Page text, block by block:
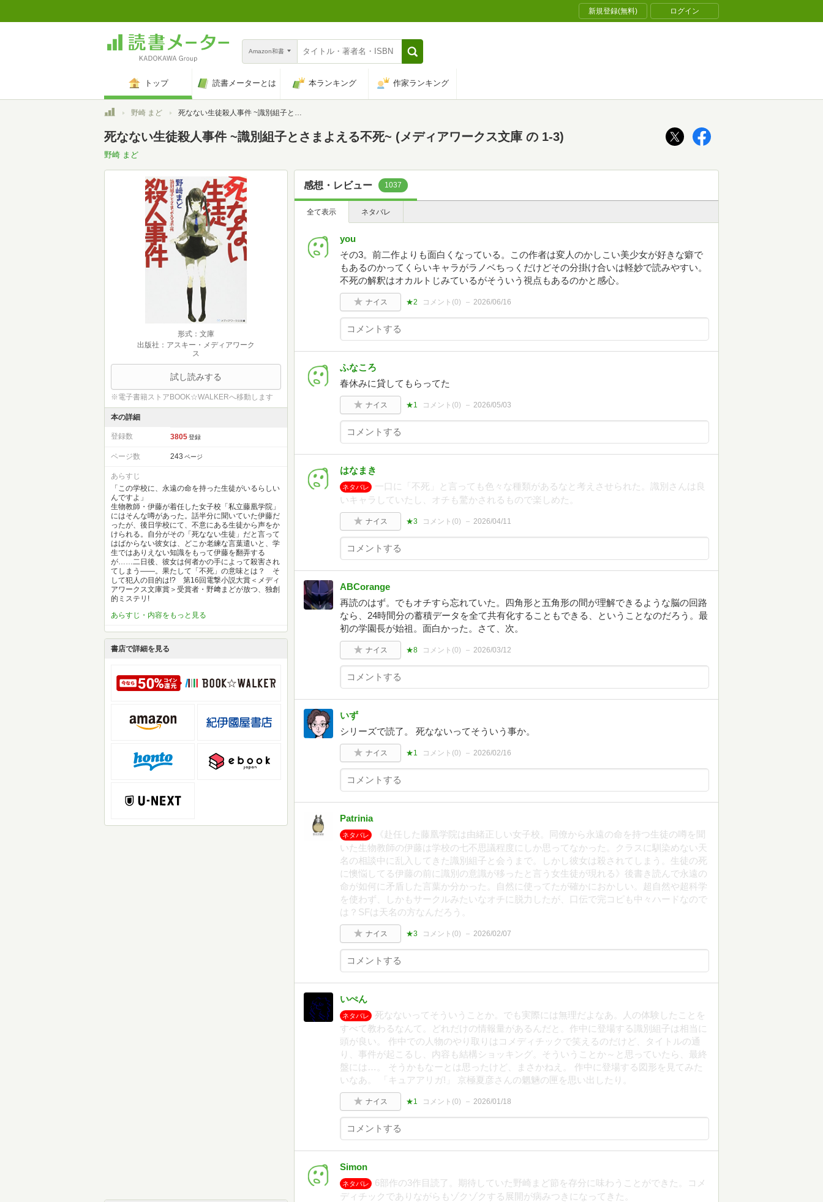
新規登録(無料) ログイン
Amazon和書
トップ 読書メーターとは 本ランキング 作家ランキング
トップ野崎 まど 死なない生徒殺人事件 ~識別組子とさまよえる不死~ (メディアワークス文庫 の 1-3)
死なない生徒殺人事件 ~識別組子とさまよえる不死~ (メディアワークス文庫 の 1-3)
野崎 まど
形式：文庫
出版社：アスキー・メディアワーク
ス
試し読みする
※電子書籍ストアBOOK☆WALKERへ移動します
本の詳細
登録数 3805 登録
ページ数 243 ページ
あらすじ
「この学校に、永遠の命を持った生徒がいるらしい
んですよ」
生物教師・伊藤が着任した女子校「私立藤凰学院」
にはそんな噂があった。話半分に聞いていた伊藤だ
ったが、後日学校にて、不意にある生徒から声をか
けられる。自分がその「死なない生徒」だと言って
はばからない彼女は、どこか老練な言葉遣いと、学
生ではありえない知識をもって伊藤を翻弄する
が……二日後、彼女は何者かの手によって殺害され
てしまう――。果たして「不死」の意味とは？ そ
して犯人の目的は!? 第16回電撃小説大賞＜メディ
アワークス文庫賞＞受賞者・野﨑まどが放つ、独創
的ミステリ!
あらすじ・内容をもっと見る
書店で詳細を見る
感想・レビュー 1037
全て表示 ネタバレ
you
その3。前二作よりも面白くなっている。この作者は変人のかしこい美少女が好きな癖で
もあるのかってくらいキャラがラノベちっくだけどその分掛け合いは軽妙で読みやすい。
不死の解釈はオカルトじみているがそういう視点もあるのかと感心。
ナイス ★2 コメント(0) 2026/06/16
ふなころ
春休みに貸してもらってた
ナイス ★1 コメント(0) 2026/05/03
はなまき
ネタバレ
一口に「不死」と言っても色々な種類があるなと考えさせられた。識別さんは良
いキャラしていたし、オチも驚かされるもので楽しめた。
ナイス ★3 コメント(0) 2026/04/11
ABCorange
再読のはず。でもオチすら忘れていた。四角形と五角形の間が理解できるような脳の回路
なら、24時間分の蓄積データを全て共有化することもできる、ということなのだろう。最
初の学園長が始祖。面白かった。さて、次。
ナイス ★8 コメント(0) 2026/03/12
いず
シリーズで読了。 死なないってそういう事か。
ナイス ★1 コメント(0) 2026/02/16
Patrinia
ネタバレ
《赴任した藤凰学院は由緒正しい女子校。同僚から永遠の命を持つ生徒の噂を聞
いた生物教師の伊藤は学校の七不思議程度にしか思ってなかった。クラスに馴染めない天
名の相談中に乱入してきた識別組子と会うまで。しかし彼女は殺されてしまう。生徒の死
に懊悩してる伊藤の前に識別の意識が移ったと言う女生徒が現れる》後書き読んで永遠の
命が如何に矛盾した言葉か分かった。自然に使ってたが確かにおかしい。超自然や超科学
を使わず、しかもサークルみたいなオチに脱力したが、口伝で完コピも中々ハードなので
は？SFは天名の方なんだろう。
ナイス ★3 コメント(0) 2026/02/07
いぺん
ネタバレ
死なないってそういうことか。でも実際には無理だよなあ。人の体験したことを
すべて教わるなんて。どれだけの情報量があるんだと。作中に登場する識別組子は相当に
頭が良い。 作中での人物のやり取りはコメディチックで笑えるのだけど、タイトルの通
り、事件が起こるし、内容も結構ショッキング。そういうことか～と思っていたら、最終
盤には…。 そうかもなーとは思ったけど、まさかねえ。 作中に登場する図形を見てみた
いなあ。 「キュアアリガ!」 京極夏彦さんの魍魎の匣を思い出したり。
ナイス ★1 コメント(0) 2026/01/18
Simon
ネタバレ
6部作の3作目読了。期待していた野崎まど節を存分に味わうことができた。コメ
ディチックでありながらもゾクゾクする展開が病みつきになってきた。